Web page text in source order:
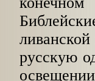
русскую